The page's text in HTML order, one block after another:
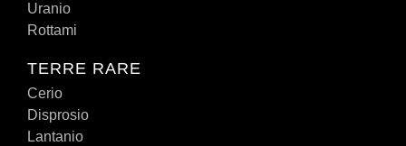
Uranio
Rottami
TERRE RARE
Cerio
Disprosio
Lantanio